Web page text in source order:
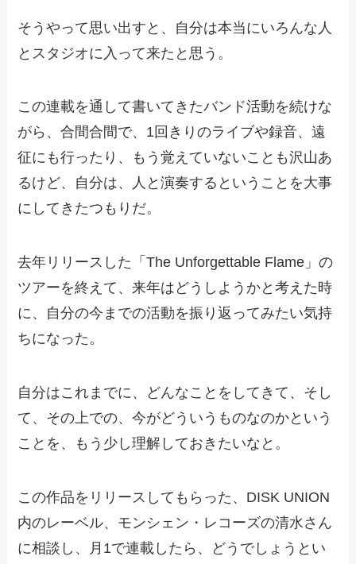
そうやって思い出すと、自分は本当にいろんな人
とスタジオに入って来たと思う。
この連載を通して書いてきたバンド活動を続けな
がら、合間合間で、1回きりのライブや録音、遠
征にも行ったり、もう覚えていないことも沢山あ
るけど、自分は、人と演奏するということを大事
にしてきたつもりだ。
去年リリースした「The Unforgettable Flame」の
ツアーを終えて、来年はどうしようかと考えた時
に、自分の今までの活動を振り返ってみたい気持
ちになった。
自分はこれまでに、どんなことをしてきて、そし
て、その上での、今がどういうものなのかという
ことを、もう少し理解しておきたいなと。
この作品をリリースしてもらった、DISK UNION
内のレーベル、モンシェン・レコーズの清水さん
に相談し、月1で連載したら、どうでしょうとい